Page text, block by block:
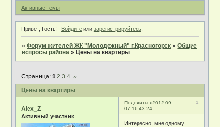
Активные темы
Привет, Гость! Войдитеили зарегистрируйтесь.
»Форум жителей ЖК "Молодежный" г.Красногорск »Общие
вопросы района » Цены на квартиры
Цены на квартиры
Страница:1 2 3 4 »
Поделиться 1
2012-09-
07 16:43:24
Alex_Z
Активный участник
Интересно, мне одному